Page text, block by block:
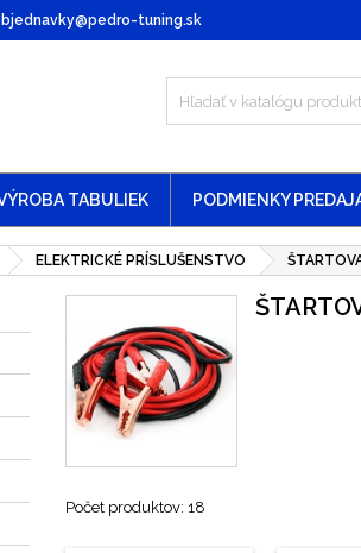
tuning.sk
TABULIEK PODMIENKY
ELEKTRICKÉ PRÍSLUŠENSTVO
Počet produktov: 18